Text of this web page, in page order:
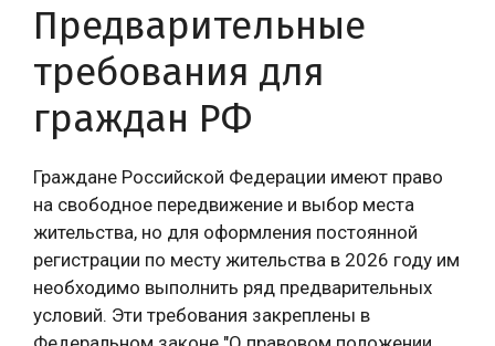
Предварительные
требования для
граждан РФ
Граждане Российской Федерации имеют право
на свободное передвижение и выбор места
жительства, но для оформления постоянной
регистрации по месту жительства в 2026 году им
необходимо выполнить ряд предварительных
условий. Эти требования закреплены в